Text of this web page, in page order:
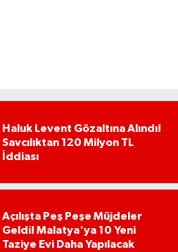
Haluk Levent Gözaltına Alındı!
Savcılıktan 120 Milyon TL
İddiası
Açılışta Peş Peşe Müjdeler
Geldi! Malatya'ya 10 Yeni
Taziye Evi Daha Yapılacak